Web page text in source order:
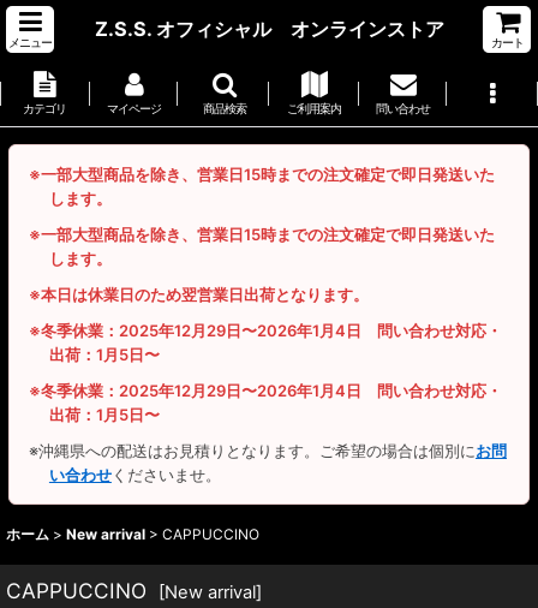
メニュー
Z.S.S. オフィシャル オンラインストア
カート
カテゴリ マイページ 商品検索 ご利用案内 問い合わせ
※一部大型商品を除き、営業日15時までの注文確定で即日発送いた
します。
※一部大型商品を除き、営業日15時までの注文確定で即日発送いた
します。
※本日は休業日のため翌営業日出荷となります。
※冬季休業：2025年12月29日〜2026年1月4日 問い合わせ対応・
出荷：1月5日〜
※冬季休業：2025年12月29日〜2026年1月4日 問い合わせ対応・
出荷：1月5日〜
※沖縄県への配送はお見積りとなります。ご希望の場合は個別にお問
い合わせくださいませ。
ホーム > New arrival > CAPPUCCINO
CAPPUCCINO [New arrival]